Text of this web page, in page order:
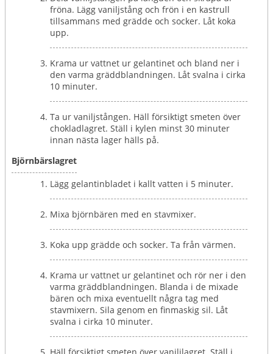
fröna. Lägg vaniljstång och frön i en kastrull
tillsammans med grädde och socker. Låt koka
upp.
Krama ur vattnet ur gelantinet och bland ner i
den varma gräddblandningen. Låt svalna i cirka
10 minuter.
Ta ur vaniljstången. Häll försiktigt smeten över
chokladlagret. Ställ i kylen minst 30 minuter
innan nästa lager hälls på.
Björnbärslagret
Lägg gelantinbladet i kallt vatten i 5 minuter.
Mixa björnbären med en stavmixer.
Koka upp grädde och socker. Ta från värmen.
Krama ur vattnet ur gelantinet och rör ner i den
varma gräddblandningen. Blanda i de mixade
bären och mixa eventuellt några tag med
stavmixern. Sila genom en finmaskig sil. Låt
svalna i cirka 10 minuter.
Häll försiktigt smeten över vaniljlagret. Ställ i